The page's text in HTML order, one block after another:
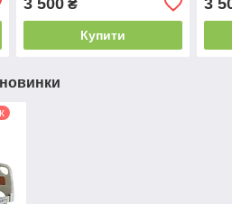
₴
Купити
новинки